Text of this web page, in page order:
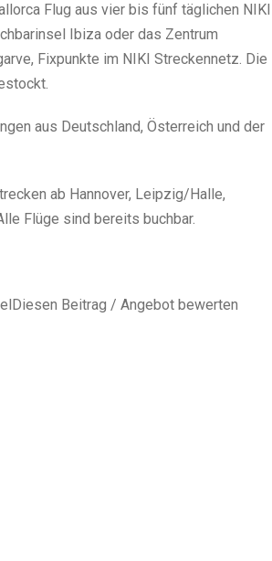
Flug aus vier bis fünf täglichen NIKI
Ibiza oder das Zentrum
Fixpunkte im NIKI Streckennetz. Die
aus Deutschland, Österreich und der
ab Hannover, Leipzig/Halle,
Flüge sind bereits buchbar.
Beitrag / Angebot bewerten